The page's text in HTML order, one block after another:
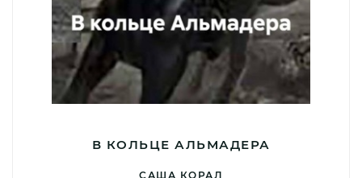
В КОЛЬЦЕ АЛЬМАДЕРА
САША КОРАЛ